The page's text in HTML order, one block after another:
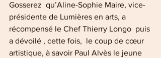
Gosserez  qu’Aline-Sophie Maire, vice-
présidente de Lumières en arts, a
récompensé le Chef Thierry Longo  puis
a dévoilé , cette fois,  le coup de cœur
artistique, à savoir Paul Alvès le jeune